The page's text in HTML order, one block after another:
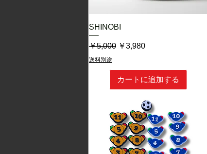
SHINOBI
通常価格
￥5,000 セール価格
￥3,980
送料別途
カートに追加する